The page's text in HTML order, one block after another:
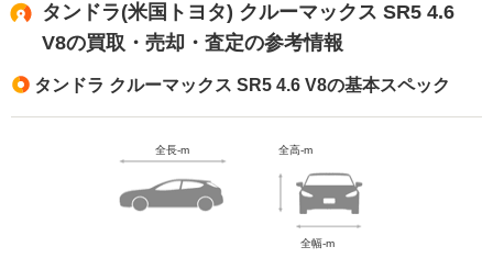
タンドラ(米国トヨタ) クルーマックス SR5 4.6
V8の買取・売却・査定の参考情報
タンドラ クルーマックス SR5 4.6 V8の基本スペック
全長-m 全高-m
全幅-m